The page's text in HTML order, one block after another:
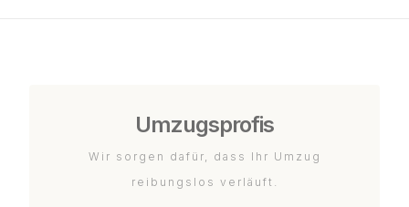
Umzugsprofis
Wir sorgen dafür, dass Ihr Umzug
reibungslos verläuft.